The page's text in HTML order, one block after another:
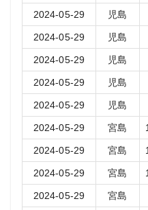
2024-05-29 児島
2024-05-29 児島
2024-05-29 児島
2024-05-29 児島
2024-05-29 児島
2024-05-29 宮島
2024-05-29 宮島
2024-05-29 宮島
2024-05-29 宮島